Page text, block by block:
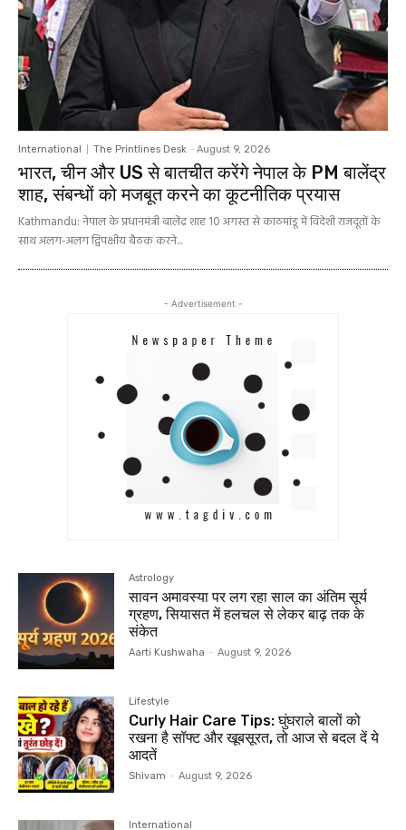
International The Printlines Desk - August 9, 2026
भारत, चीन और US से बातचीत करेंगे नेपाल के PM बालेंद्र
शाह, संबन्धों को मजबूत करने का कूटनीतिक प्रयास
Kathmandu: नेपाल के प्रधानमंत्री बालेंद्र शाह 10 अगस्त से काठमांडू में विदेशी राजदूतों के
साथ अलग-अलग द्विपक्षीय बैठक करने...
- Advertisement -
Astrology
सावन अमावस्या पर लग रहा साल का अंतिम सूर्य
ग्रहण, सियासत में हलचल से लेकर बाढ़ तक के
संकेत
Aarti Kushwaha - August 9, 2026
Lifestyle
Curly Hair Care Tips: घुंघराले बालों को
रखना है सॉफ्ट और खूबसूरत, तो आज से बदल दें ये
आदतें
Shivam - August 9, 2026
International